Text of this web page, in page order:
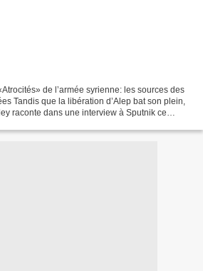
de l’armée syrienne: les sources des
Tandis que la libération d’Alep bat son plein,
raconte dans une interview à Sputnik ce